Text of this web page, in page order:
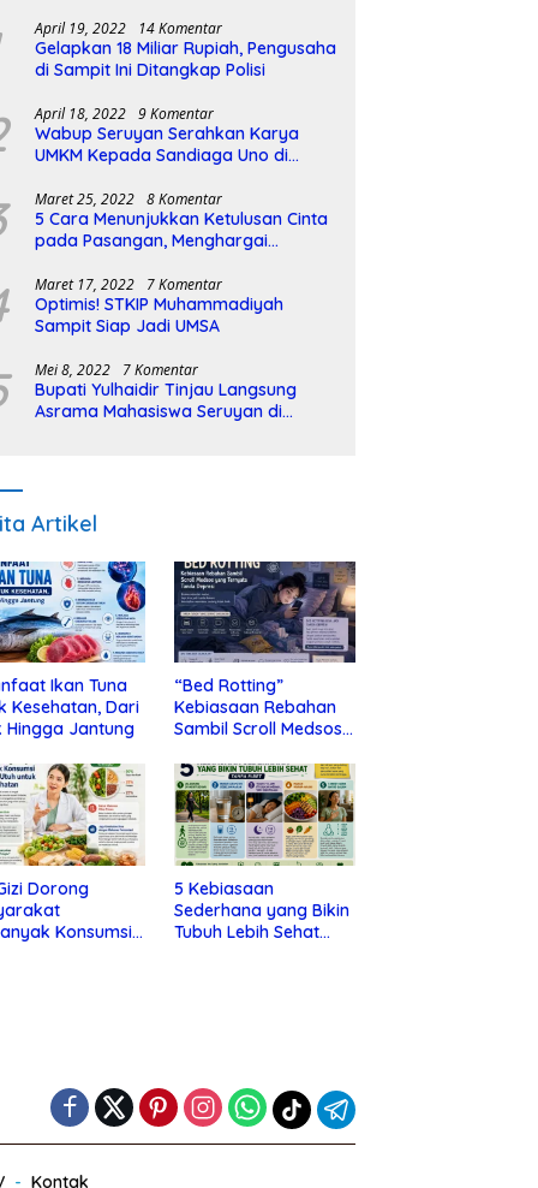
April 19, 2022 14 Komentar
Gelapkan 18 Miliar Rupiah, Pengusaha
di Sampit Ini Ditangkap Polisi
April 18, 2022 9 Komentar
Wabup Seruyan Serahkan Karya
UMKM Kepada Sandiaga Uno di
Maret 25, 2022 8 Komentar
5 Cara Menunjukkan Ketulusan Cinta
pada Pasangan, Menghargai
Maret 17, 2022 7 Komentar
Optimis! STKIP Muhammadiyah
Sampit Siap Jadi UMSA
Mei 8, 2022 7 Komentar
Bupati Yulhaidir Tinjau Langsung
Asrama Mahasiswa Seruyan di
Artikel
Ikan Tuna
Kesehatan, Dari
Hingga Jantung
“Bed Rotting”
Kebiasaan Rebahan
Sambil Scroll Medsos
Depresi
Dorong
Konsumsi
5 Kebiasaan
Sederhana yang Bikin
Tubuh Lebih Sehat
Kontak